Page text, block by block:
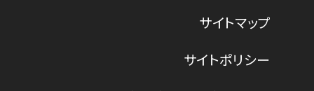
サイトマップ
サイトポリシー